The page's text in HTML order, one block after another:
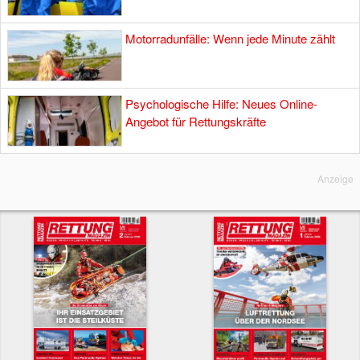
Motorradunfälle: Wenn jede Minute zählt
Psychologische Hilfe: Neues Online-
Angebot für Rettungskräfte
Anzeige